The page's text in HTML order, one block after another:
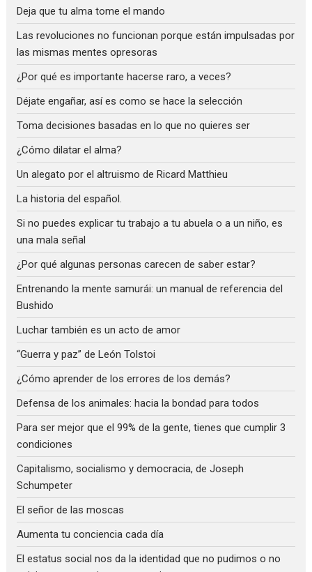
Deja que tu alma tome el mando
Las revoluciones no funcionan porque están impulsadas por
las mismas mentes opresoras
¿Por qué es importante hacerse raro, a veces?
Déjate engañar, así es como se hace la selección
Toma decisiones basadas en lo que no quieres ser
¿Cómo dilatar el alma?
Un alegato por el altruismo de Ricard Matthieu
La historia del español.
Si no puedes explicar tu trabajo a tu abuela o a un niño, es
una mala señal
¿Por qué algunas personas carecen de saber estar?
Entrenando la mente samurái: un manual de referencia del
Bushido
Luchar también es un acto de amor
“Guerra y paz” de León Tolstoi
¿Cómo aprender de los errores de los demás?
Defensa de los animales: hacia la bondad para todos
Para ser mejor que el 99% de la gente, tienes que cumplir 3
condiciones
Capitalismo, socialismo y democracia, de Joseph
Schumpeter
El señor de las moscas
Aumenta tu conciencia cada día
El estatus social nos da la identidad que no pudimos o no